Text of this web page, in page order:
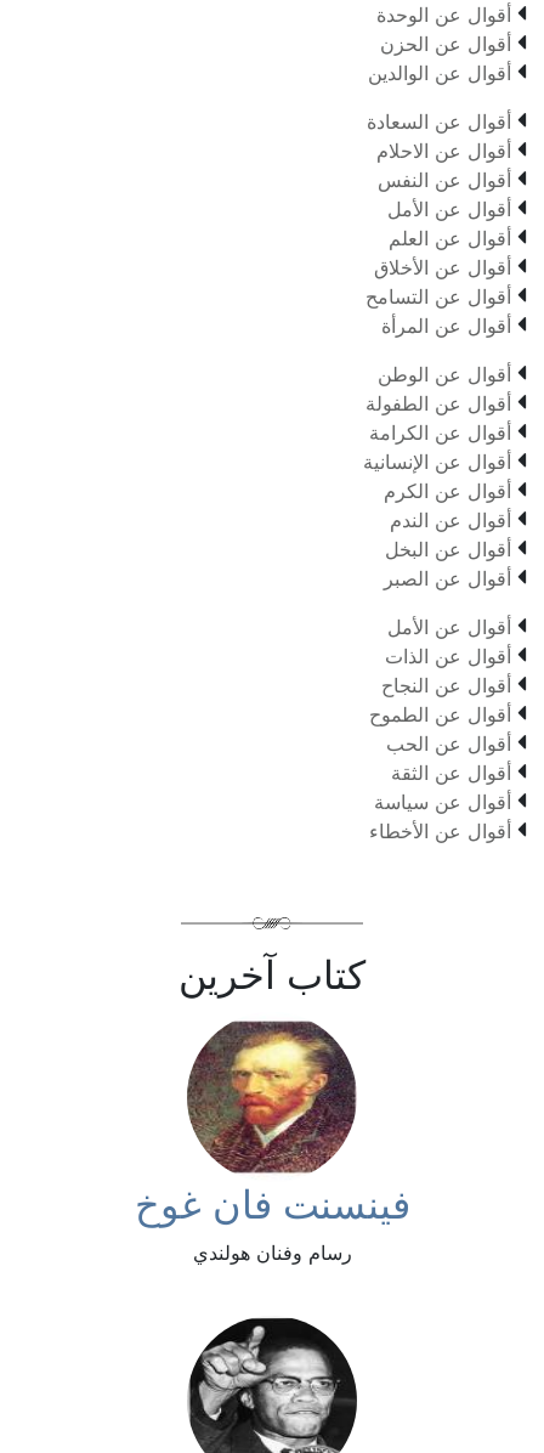
 أقوال عن الوحدة
 أقوال عن الحزن
 أقوال عن الوالدين
 أقوال عن السعادة
 أقوال عن الاحلام
 أقوال عن النفس
 أقوال عن الأمل
 أقوال عن العلم
 أقوال عن الأخلاق
 أقوال عن التسامح
 أقوال عن المرأة
 أقوال عن الوطن
 أقوال عن الطفولة
 أقوال عن الكرامة
 أقوال عن الإنسانية
 أقوال عن الكرم
 أقوال عن الندم
 أقوال عن البخل
 أقوال عن الصبر
 أقوال عن الأمل
 أقوال عن الذات
 أقوال عن النجاح
 أقوال عن الطموح
 أقوال عن الحب
 أقوال عن الثقة
 أقوال عن سياسة
 أقوال عن الأخطاء
كتاب آخرين
فينسنت فان غوخ
رسام وفنان هولندي